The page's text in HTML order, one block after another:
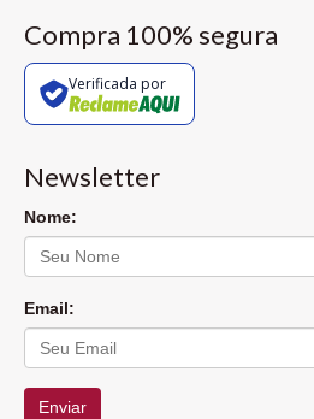
Compra 100% segura
Verificada por
Newsletter
Nome:
Email:
Enviar